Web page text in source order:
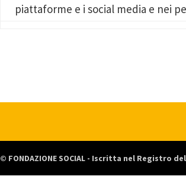
piattaforme e i social media e nei
© FONDAZIONE SOCIAL - Iscritta nel Registro